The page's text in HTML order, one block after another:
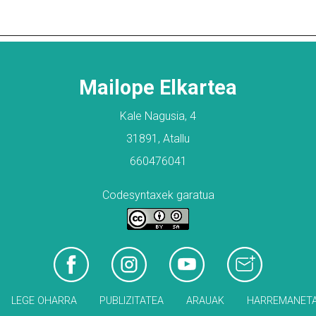
Mailope Elkartea
Kale Nagusia, 4
31891, Atallu
660476041
Codesyntaxek garatua
LEGE OHARRA PUBLIZITATEA ARAUAK